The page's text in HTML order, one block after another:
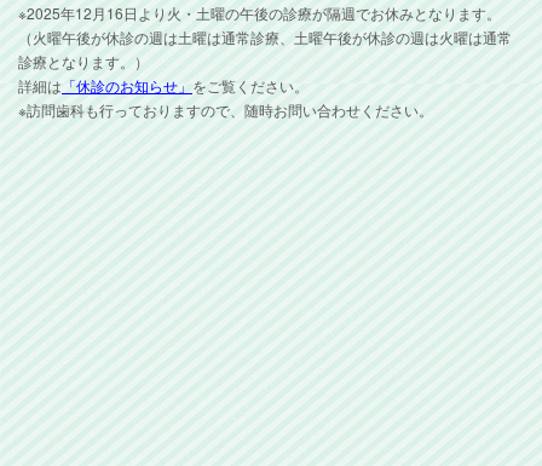
※2025年12月16日より火・土曜の午後の診療が隔週でお休みとなります。
（火曜午後が休診の週は土曜は通常診療、土曜午後が休診の週は火曜は通常
診療となります。）
詳細は 「休診のお知らせ」 をご覧ください。
※訪問歯科も行っておりますので、随時お問い合わせください。